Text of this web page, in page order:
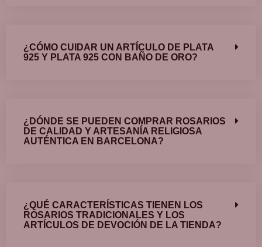
¿CÓMO CUIDAR UN ARTÍCULO DE PLATA
925 Y PLATA 925 CON BAÑO DE ORO?
¿DÓNDE SE PUEDEN COMPRAR ROSARIOS
DE CALIDAD Y ARTESANÍA RELIGIOSA
AUTÉNTICA EN BARCELONA?
¿QUÉ CARACTERÍSTICAS TIENEN LOS
ROSARIOS TRADICIONALES Y LOS
ARTÍCULOS DE DEVOCIÓN DE LA TIENDA?